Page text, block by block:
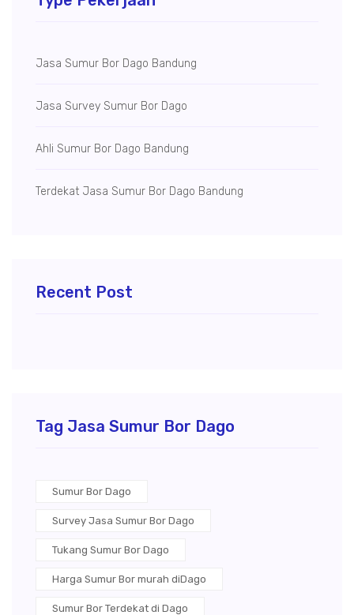
Jasa Sumur Bor Dago Bandung
Jasa Survey Sumur Bor Dago
Ahli Sumur Bor Dago Bandung
Terdekat Jasa Sumur Bor Dago Bandung
Recent Post
Tag Jasa Sumur Bor Dago
Sumur Bor Dago
Survey Jasa Sumur Bor Dago
Tukang Sumur Bor Dago
Harga Sumur Bor murah diDago
Sumur Bor Terdekat di Dago